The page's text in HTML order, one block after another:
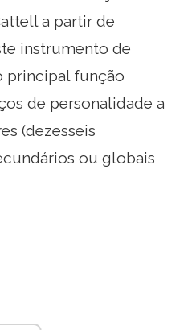
a partir de
instrumento de
principal função
de personalidade a
(dezesseis
ou globais